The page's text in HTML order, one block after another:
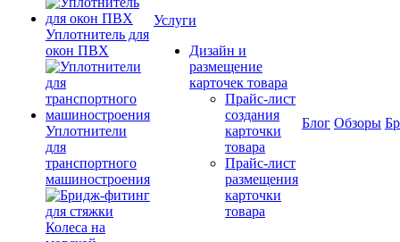
Уплотнитель для
окон ПВХ
Уплотнители
для
транспортного
машиностроения
Услуги
Дизайн и
размещение
карточек товара
Прайс-лист
создания
карточки
товара
Прайс-лист
размещения
карточки
товара
Блог Обзоры